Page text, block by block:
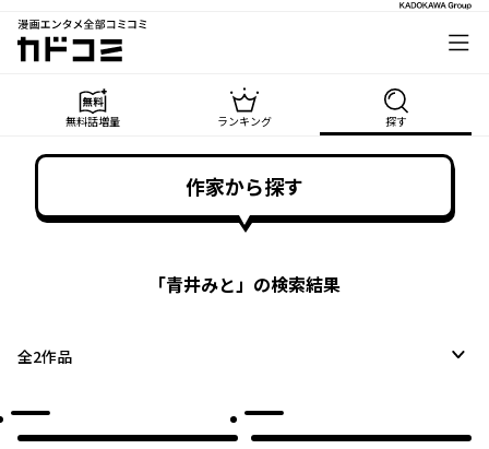
漫画エンタメ全部コミコミ
カドコミ
無料話増量 ランキング 探す
作家から探す
「青井みと」の検索結果
全2作品